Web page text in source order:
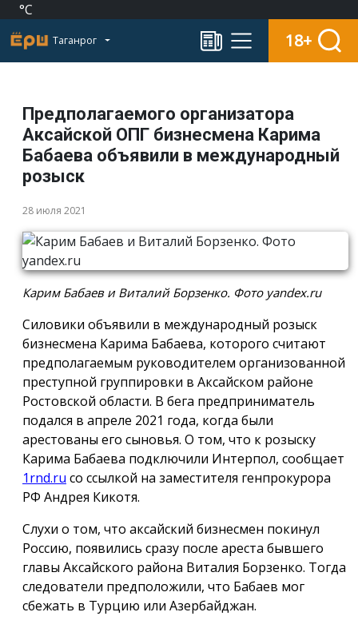
°C
Таганрог 18+
Предполагаемого организатора
Аксайской ОПГ бизнесмена Карима
Бабаева объявили в международный
розыск
28 июля 2021
Карим Бабаев и Виталий Борзенко. Фото yandex.ru
Силовики объявили в международный розыск
бизнесмена Карима Бабаева, которого считают
предполагаемым руководителем организованной
преступной группировки в Аксайском районе
Ростовской области. В бега предприниматель
подался в апреле 2021 года, когда были
арестованы его сыновья. О том, что к розыску
Карима Бабаева подключили Интерпол, сообщает
1rnd.ru со ссылкой на заместителя генпрокурора
РФ Андрея Кикотя.
Слухи о том, что аксайский бизнесмен покинул
Россию, появились сразу после ареста бывшего
главы Аксайского района Виталия Борзенко. Тогда
следователи предположили, что Бабаев мог
сбежать в Турцию или Азербайджан.